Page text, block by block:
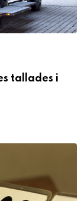
tallades i